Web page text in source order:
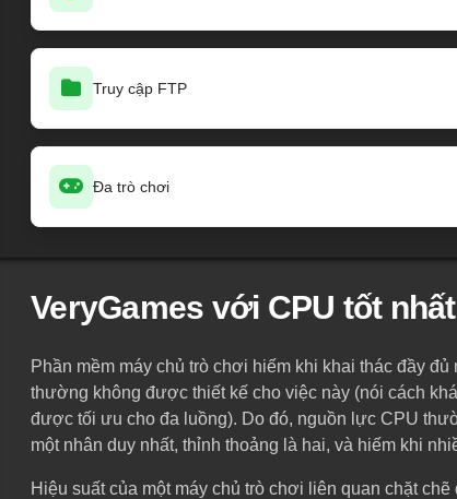
Truy cập FTP
Đa trò chơi
VeryGames với CPU tốt nhất
Phần mềm máy chủ trò chơi hiếm khi khai thác đầy
thường không được thiết kế cho việc này (nói cách
được tối ưu cho đa luồng). Do đó, nguồn lực CPU
một nhân duy nhất, thỉnh thoảng là hai, và hiếm khi
Hiệu suất của một máy chủ trò chơi liên quan chặt